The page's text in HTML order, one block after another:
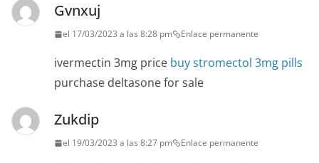
Gvnxuj
el 17/03/2023 a las 8:28 pm Enlace permanente
ivermectin 3mg price buy stromectol 3mg pills
purchase deltasone for sale
Zukdip
el 19/03/2023 a las 8:27 pm Enlace permanente